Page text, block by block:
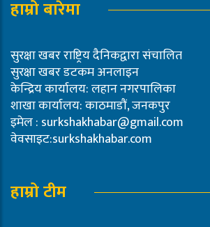
हाम्रो बारेमा
सुरक्षा खबर राष्ट्रिय दैनिकद्वारा संचालित
सुरक्षा खबर डटकम अनलाइन
केन्द्रिय कार्यालय: लहान नगरपालिका
शाखा कार्यालय: काठमाडौं, जनकपुर
इमेल : surkshakhabar@gmail.com
वेवसाइट:surkshakhabar.com
हाम्रो टीम